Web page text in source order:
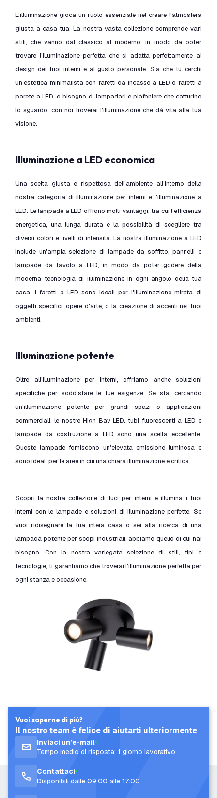
L'illuminazione gioca un ruolo essenziale nel creare l'atmosfera
giusta a casa tua. La nostra vasta collezione comprende vari
stili, che vanno dal classico al moderno, in modo da poter
trovare l'illuminazione perfetta che si adatta perfettamente al
design dei tuoi interni e al gusto personale. Sia che tu cerchi
un'estetica minimalista con faretti da incasso a LED o faretti a
parete a LED, o bisogno di lampadari e plafoniere che catturino
lo sguardo, con noi troverai l'illuminazione che dà vita alla tua
visione.
Illuminazione a LED economica
Una scelta giusta e rispettosa dell'ambiente all'interno della
nostra categoria di illuminazione per interni è l'illuminazione a
LED. Le lampade a LED offrono molti vantaggi, tra cui l'efficienza
energetica, una lunga durata e la possibilità di scegliere tra
diversi colori e livelli di intensità. La nostra illuminazione a LED
include un'ampia selezione di lampade da soffitto, pannelli e
lampade da tavolo a LED, in modo da poter godere della
moderna tecnologia di illuminazione in ogni angolo della tua
casa. I faretti a LED sono ideali per l'illuminazione mirata di
oggetti specifici, opere d'arte, o la creazione di accenti nei tuoi
ambienti.
Illuminazione potente
Oltre all'illuminazione per interni, offriamo anche soluzioni
specifiche per soddisfare le tue esigenze. Se stai cercando
un'illuminazione potente per grandi spazi o applicazioni
commerciali, le nostre High Bay LED, tubi fluorescenti a LED e
lampade da costruzione a LED sono una scelta eccellente.
Queste lampade forniscono un'elevata emissione luminosa e
sono ideali per le aree in cui una chiara illuminazione è critica.
Scopri la nostra collezione di luci per interni e illumina i tuoi
interni con le lampade e soluzioni di illuminazione perfette. Se
vuoi ridisegnare la tua intera casa o sei alla ricerca di una
lampada potente per scopi industriali, abbiamo quello di cui hai
bisogno. Con la nostra variegata selezione di stili, tipi e
tecnologie, ti garantiamo che troverai l'illuminazione perfetta per
ogni stanza e occasione.
Vuoi saperne di più?
Il nostro team è felice di aiutarti ulteriormente
Inviaci un’e-mail
Tempo medio di risposta: 1 giorno lavorativo
Contattaci
Disponibili dalle 09:00 alle 17:00